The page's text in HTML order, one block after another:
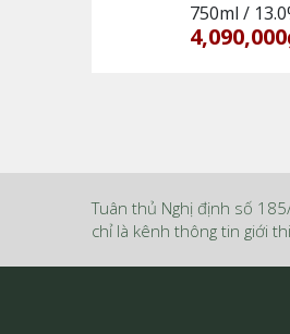
750ml /
Tuân thủ Nghị định số
chỉ là kênh thông tin giới